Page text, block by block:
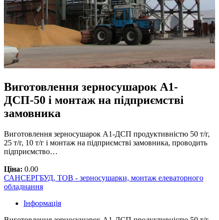
Виготовлення зерносушарок А1-
ДСП-50 і монтаж на підприємстві
замовника
Виготовлення зерносушарок А1-ДСП продуктивністю 50 т/г,
25 т/г, 10 т/г і монтаж на підприємстві замовника, проводить
підприємство…
Ціна: 0.00
САНСЕРГБУД, ТОВ - зерносушарки, монтаж елеваторного
обладнання
Інформація